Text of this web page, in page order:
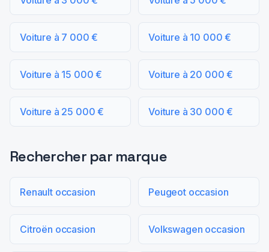
Voiture à 7 000 € Voiture à 10 000 €
Voiture à 15 000 € Voiture à 20 000 €
Voiture à 25 000 € Voiture à 30 000 €
Rechercher par marque
Renault occasion Peugeot occasion
Citroën occasion Volkswagen occasion